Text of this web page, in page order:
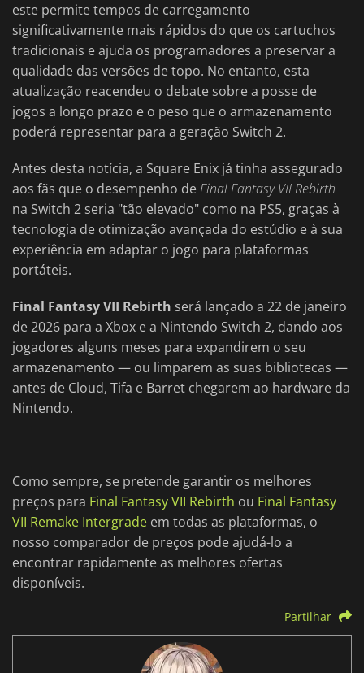
este permite tempos de carregamento
significativamente mais rápidos do que os cartuchos
tradicionais e ajuda os programadores a preservar a
qualidade das versões de topo. No entanto, esta
atualização reacendeu o debate sobre a posse de
jogos a longo prazo e o peso que o armazenamento
poderá representar para a geração Switch 2.
Antes desta notícia, a Square Enix já tinha assegurado
aos fãs que o desempenho deFinal Fantasy VII Rebirth
na Switch 2 seria "tão elevado" como na PS5, graças à
tecnologia de otimização avançada do estúdio e à sua
experiência em adaptar o jogo para plataformas
portáteis.
Final Fantasy VII Rebirth será lançado a 22 de janeiro
de 2026 para a Xbox e a Nintendo Switch 2, dando aos
jogadores alguns meses para expandirem o seu
armazenamento — ou limparem as suas bibliotecas —
antes de Cloud, Tifa e Barret chegarem ao hardware da
Nintendo.
Como sempre, se pretende garantir os melhores
preços para Final Fantasy VII Rebirth ou Final Fantasy
VII Remake Intergrade em todas as plataformas, o
nosso comparador de preços pode ajudá-lo a
encontrar rapidamente as melhores ofertas
disponíveis.
Partilhar